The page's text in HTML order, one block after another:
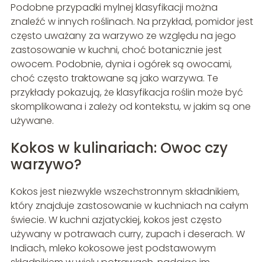
Podobne przypadki mylnej klasyfikacji można
znaleźć w innych roślinach. Na przykład, pomidor jest
często uważany za warzywo ze względu na jego
zastosowanie w kuchni, choć botanicznie jest
owocem. Podobnie, dynia i ogórek są owocami,
choć często traktowane są jako warzywa. Te
przykłady pokazują, że klasyfikacja roślin może być
skomplikowana i zależy od kontekstu, w jakim są one
używane.
Kokos w kulinariach: Owoc czy
warzywo?
Kokos jest niezwykle wszechstronnym składnikiem,
który znajduje zastosowanie w kuchniach na całym
świecie. W kuchni azjatyckiej, kokos jest często
używany w potrawach curry, zupach i deserach. W
Indiach, mleko kokosowe jest podstawowym